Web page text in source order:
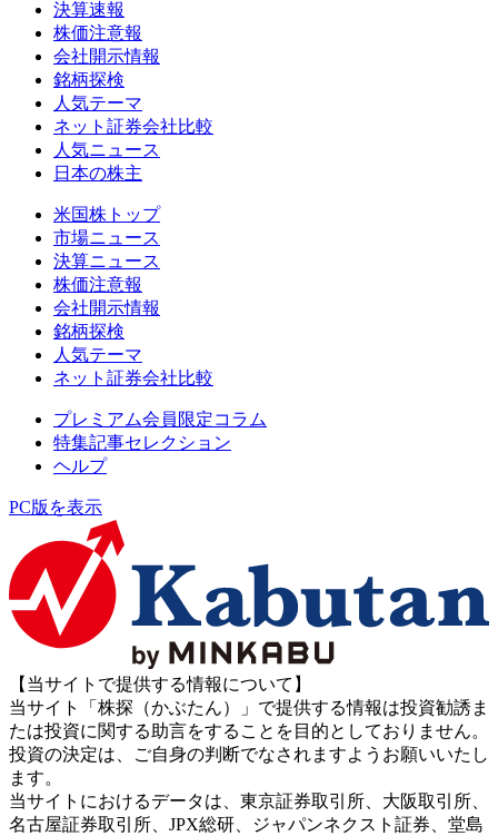
決算速報
株価注意報
会社開示情報
銘柄探検
人気テーマ
ネット証券会社比較
人気ニュース
日本の株主
米国株トップ
市場ニュース
決算ニュース
株価注意報
会社開示情報
銘柄探検
人気テーマ
ネット証券会社比較
プレミアム会員限定コラム
特集記事セレクション
ヘルプ
PC版を表示
【当サイトで提供する情報について】
当サイト「株探（かぶたん）」で提供する情報は投資勧誘ま
たは投資に関する助言をすることを目的としておりません。
投資の決定は、ご自身の判断でなされますようお願いいたし
ます。
当サイトにおけるデータは、東京証券取引所、大阪取引所、
名古屋証券取引所、JPX総研、ジャパンネクスト証券、堂島